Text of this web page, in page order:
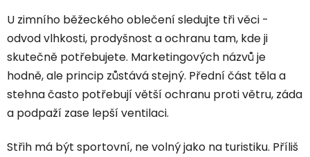
U zimního běžeckého oblečení sledujte tři věci -
odvod vlhkosti, prodyšnost a ochranu tam, kde ji
skutečně potřebujete. Marketingových názvů je
hodně, ale princip zůstává stejný. Přední část těla a
stehna často potřebují větší ochranu proti větru, záda
a podpaží zase lepší ventilaci.
Střih má být sportovní, ne volný jako na turistiku. Příliš